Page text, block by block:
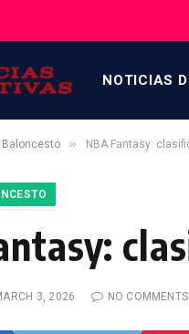
NOTICIAS
Baloncesto » NBA Fantasy:
3, 2026 NO COMMENTS